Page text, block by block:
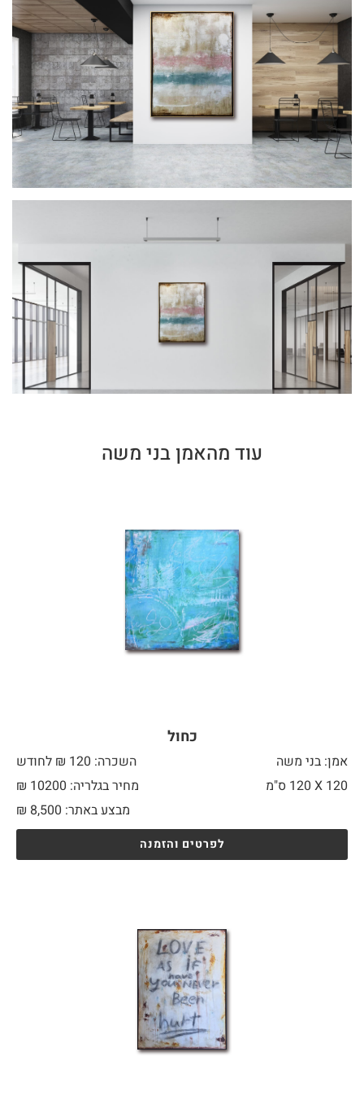
עוד מהאמן בני משה
כחול
אמן: בני משה
השכרה: 120 ₪ לחודש
120 X
מחיר בגלריה: 10200 ₪
מבצע באתר:
₪ 8,500
לפרטים והזמנה